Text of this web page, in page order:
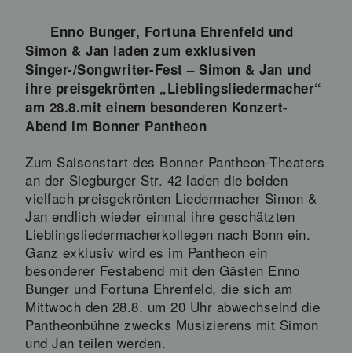
Enno Bunger, Fortuna Ehrenfeld und
Simon & Jan laden zum exklusiven
Singer-/Songwriter-Fest – Simon & Jan und
ihre preisgekrönten „Lieblingsliedermacher“
am 28.8.mit einem besonderen Konzert-
Abend im Bonner Pantheon
Zum Saisonstart des Bonner Pantheon-Theaters
an der Siegburger Str. 42 laden die beiden
vielfach preisgekrönten Liedermacher Simon &
Jan endlich wieder einmal ihre geschätzten
Lieblingsliedermacherkollegen nach Bonn ein.
Ganz exklusiv wird es im Pantheon ein
besonderer Festabend mit den Gästen Enno
Bunger und Fortuna Ehrenfeld, die sich am
Mittwoch den 28.8. um 20 Uhr abwechselnd die
Pantheonbühne zwecks Musizierens mit Simon
und Jan teilen werden.